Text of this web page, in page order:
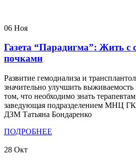
06 Ноя
Газета “Парадигма”: Жить с
почками
Развитие гемодиализа и
значительно улучшить
том, что необходимо знать
заведующая подразделением МНЦ
ДЗМ Татьяна Бондаренко
ПОДРОБНЕЕ
28 Окт